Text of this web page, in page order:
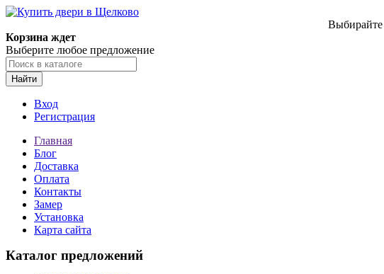
Корзина ждет
Выберите любое предложение
Найти
Вход
Регистрация
Главная
Блог
Доставка
Оплата
Контакты
Замер
Установка
Карта сайта
Каталог предложений